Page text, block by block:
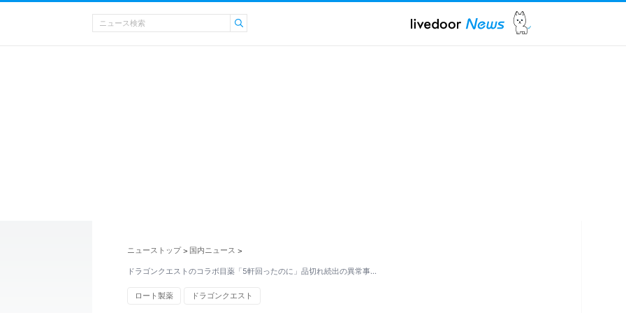
ニューストップ > 国内ニュース >
ドラゴンクエストのコラボ目薬「5軒回ったのに」品切れ続出の異常事…
ロート製薬 ドラゴンクエスト